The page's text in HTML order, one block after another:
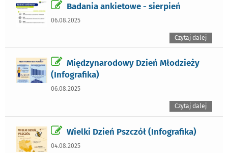
Badania ankietowe - sierpień
06.08.2025
Czytaj dalej
Międzynarodowy Dzień Młodzieży
(Infografika)
06.08.2025
Czytaj dalej
Wielki Dzień Pszczół (Infografika)
04.08.2025